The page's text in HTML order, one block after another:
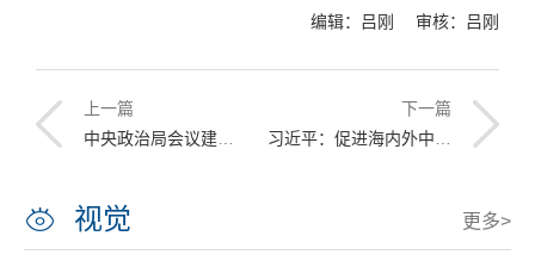
编辑：吕刚 审核：吕刚
上一篇
中央政治局会议建议：党的二十大10月16日在北京召开
下一篇
习近平：促进海内外中华儿女团结奋斗 为中华民族伟大复兴汇聚伟力
视觉 更多>